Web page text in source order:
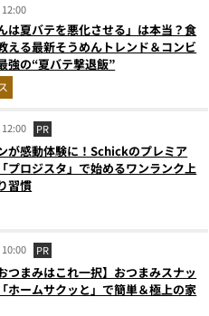
は夏バテを悪化させる」は本当？食
える最新そうめんトレンド＆コンビ
強の“夏バテ撃退飯”
PR
が感動体験に！Schickのプレミア
プロジスタ」で始めるワンランク上
習慣
PR
つまみはこれ一択】おつまみスナッ
ホームサクッと」で簡単＆極上の家